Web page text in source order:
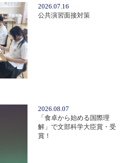
2026.07.16
公共演習面接対策
2026.08.07
「食卓から始める国際理
解」で文部科学大臣賞・受
賞！